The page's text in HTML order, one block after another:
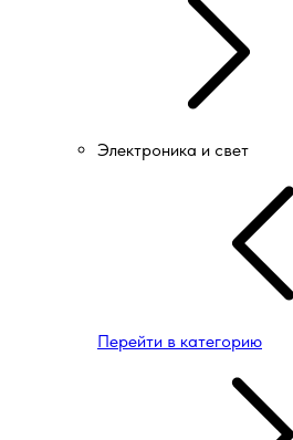
Электроника и свет
Перейти в категорию